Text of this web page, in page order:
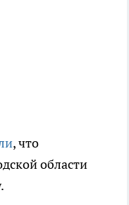
, что
области